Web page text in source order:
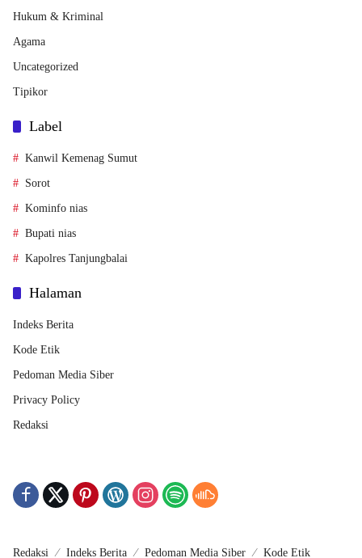
Hukum & Kriminal
Agama
Uncategorized
Tipikor
Label
Kanwil Kemenag Sumut
Sorot
Kominfo nias
Bupati nias
Kapolres Tanjungbalai
Halaman
Indeks Berita
Kode Etik
Pedoman Media Siber
Privacy Policy
Redaksi
Redaksi Indeks Berita Pedoman Media Siber Kode Etik